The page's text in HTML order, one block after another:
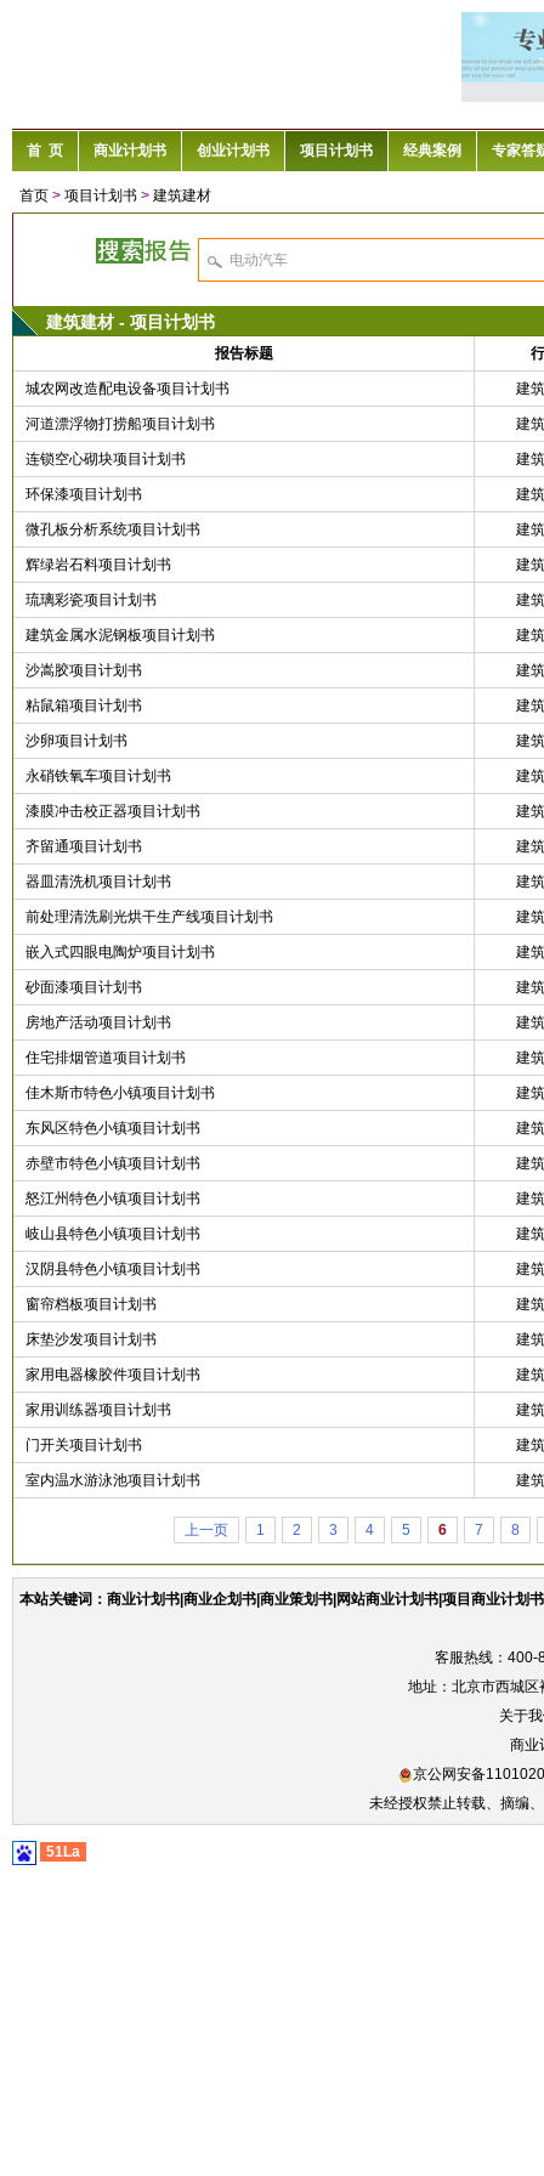
首 页 商业计划书 创业计划书 项目计划书 经典案例 专家答
首页 > 项目计划书 > 建筑建材
建筑建材 - 项目计划书
报告标题
城农网改造配电设备项目计划书 建
河道漂浮物打捞船项目计划书 建
连锁空心砌块项目计划书 建
环保漆项目计划书 建
微孔板分析系统项目计划书 建
辉绿岩石料项目计划书 建
琉璃彩瓷项目计划书 建
建筑金属水泥钢板项目计划书 建
沙嵩胶项目计划书 建
粘鼠箱项目计划书 建
沙卵项目计划书 建
永硝铁氧车项目计划书 建
漆膜冲击校正器项目计划书 建
齐留通项目计划书 建
器皿清洗机项目计划书 建
前处理清洗刷光烘干生产线项目计划书 建
嵌入式四眼电陶炉项目计划书 建
砂面漆项目计划书 建
房地产活动项目计划书 建
住宅排烟管道项目计划书 建
佳木斯市特色小镇项目计划书 建
东风区特色小镇项目计划书 建
赤壁市特色小镇项目计划书 建
怒江州特色小镇项目计划书 建
岐山县特色小镇项目计划书 建
汉阴县特色小镇项目计划书 建
窗帘档板项目计划书 建
床垫沙发项目计划书 建
家用电器橡胶件项目计划书 建
家用训练器项目计划书 建
门开关项目计划书 建
室内温水游泳池项目计划书 建
上一页 1 2 3 4 5 6 7 8
本站关键词：商业计划书|商业企划书|商业策划书|网站商业计划书|项目商业计
客服热线：
地址：北京市西城
关于
商业
京公网安备
未经授权禁止转载、摘编
51La